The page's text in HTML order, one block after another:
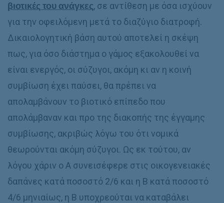
βιοτικές του ανάγκες, σε αντίθεση με όσα ισχύουν
για την οφειλόμενη μετά το διαζύγιο διατροφή.
Δικαιολογητική βάση αυτού αποτελεί η σκέψη
πως, για όσο διάστημα ο γάμος εξακολουθεί να
είναι ενεργός, οι σύζυγοι, ακόμη κι αν η κοινή
συμβίωση έχει παύσει, θα πρέπει να
απολαμβάνουν το βιοτικό επίπεδο που
απολάμβαναν και προ της διακοπής της έγγαμης
συμβίωσης, ακριβώς λόγω του ότι νομικά
θεωρούνται ακόμη σύζυγοι. Ως εκ τούτου, αν
λόγου χάριν ο Α συνεισέφερε στις οικογενειακές
δαπάνες κατά ποσοστό 2/6 και η Β κατά ποσοστό
4/6 μηνιαίως, η Β υποχρεούται να καταβάλει